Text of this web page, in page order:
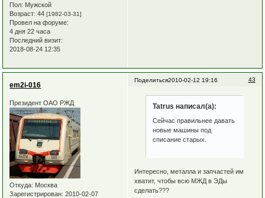
Пол: Мужской
Возраст: 44[1982-03-31]
Провел на форуме:
4 дня 22 часа
Последний визит:
2018-08-24 12:35
Поделиться 43
2010-02-12 19:16
em2i-016
Президент ОАО РЖД
Откуда: Москва
Зарегистрирован: 2010-02-07
Tatrus написал(а):
Сейчас правильнее давать
новые машины под
списание старых.
Интересно, металла и запчастей им
хватит, чтобы всю МЖД в ЭДы
сделать???